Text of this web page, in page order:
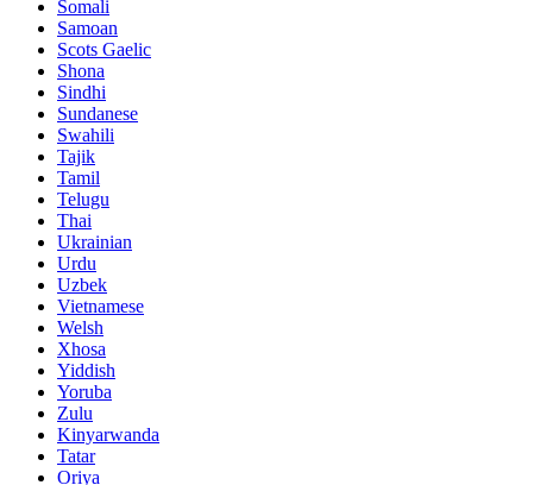
Somali
Samoan
Scots Gaelic
Shona
Sindhi
Sundanese
Swahili
Tajik
Tamil
Telugu
Thai
Ukrainian
Urdu
Uzbek
Vietnamese
Welsh
Xhosa
Yiddish
Yoruba
Zulu
Kinyarwanda
Tatar
Oriya